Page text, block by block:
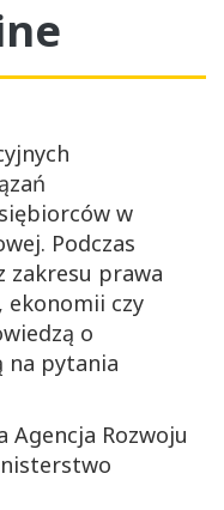
w
Podczas
zakresu prawa
ekonomii czy
o
na pytania
Agencja Rozwoju